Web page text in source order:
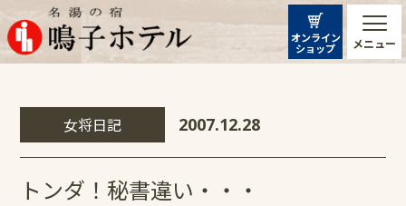
メニュー
オンライン
ショップ
女将日記 2007.12.28
トンダ！秘書違い・・・